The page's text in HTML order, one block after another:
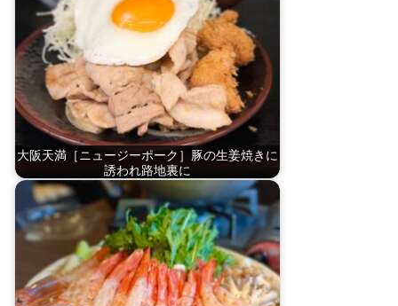
大阪天満［ニュージーポーク］豚の生姜焼きに
誘われ路地裏に